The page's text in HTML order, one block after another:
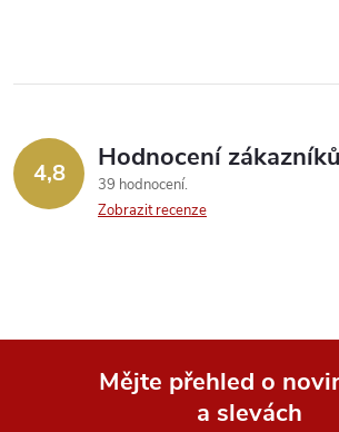
4,8 Hodnocení zákazníků
39 hodnocení
Zobrazit recenze
Mějte přehled o
a slevách